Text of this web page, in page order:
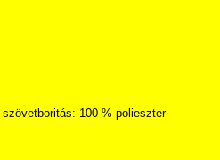
100 % polieszter